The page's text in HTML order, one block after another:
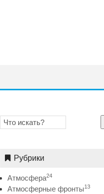
Рубрики
Атмосфера24
Атмосферные фронты13